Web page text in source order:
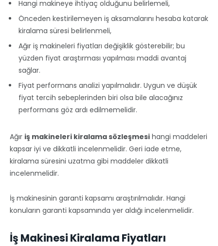
Hangi makineye ihtiyaç olduğunu belirlemeli,
Önceden kestirilemeyen iş aksamalarını hesaba katarak
kiralama süresi belirlenmeli,
Ağır iş makineleri fiyatları değişiklik gösterebilir; bu
yüzden fiyat araştırması yapılması maddi avantaj
sağlar.
Fiyat performans analizi yapılmalıdır. Uygun ve düşük
fiyat tercih sebeplerinden biri olsa bile alacağınız
performans göz ardı edilmemelidir.
Ağır iş makineleri kiralama sözleşmesi hangi maddeleri
kapsar iyi ve dikkatli incelenmelidir. Geri iade etme,
kiralama süresini uzatma gibi maddeler dikkatli
incelenmelidir.
İş makinesinin garanti kapsamı araştırılmalıdır. Hangi
konuların garanti kapsamında yer aldığı incelenmelidir.
İş Makinesi Kiralama Fiyatları